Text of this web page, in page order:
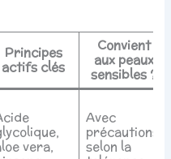
Principes
actifs clés
Convient
aux peaux
sensibles ?
vera,
Avec
précautions,
selon la